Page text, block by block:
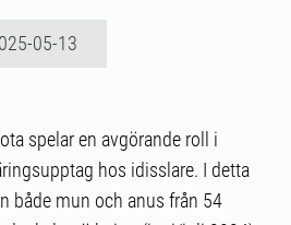
05-13
spelar en avgörande roll i
hos idisslare. I detta
både mun och anus från 54